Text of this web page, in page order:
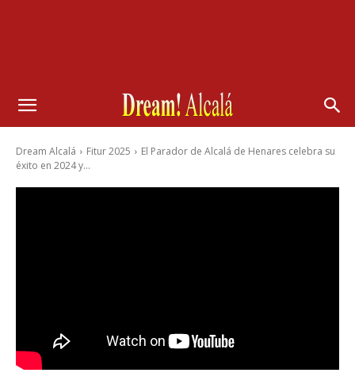
Dream Alcalá Fitur 2025
El Parador de Alcalá de Henares celebra su
éxito en 2024 y...